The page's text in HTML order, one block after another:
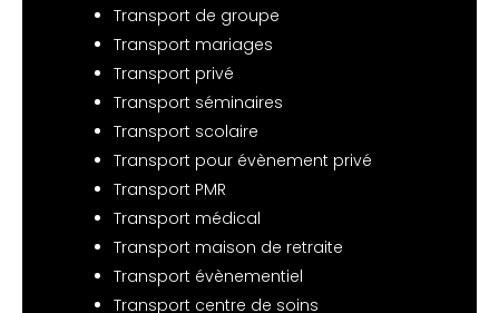
Transport de groupe
Transport mariages
Transport privé
Transport séminaires
Transport scolaire
Transport pour évènement privé
Transport PMR
Transport médical
Transport maison de retraite
Transport évènementiel
Transport centre de soins